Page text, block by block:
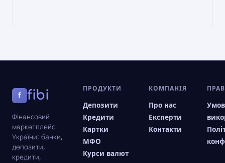
f fibi
Фінансовий
маркетплейс
України: банки,
депозити,
кредити,
ПРОДУКТИ
Депозити
Кредити
Картки
МФО
Курси валют
КОМПАНІЯ
Про нас
Експерти
Контакти